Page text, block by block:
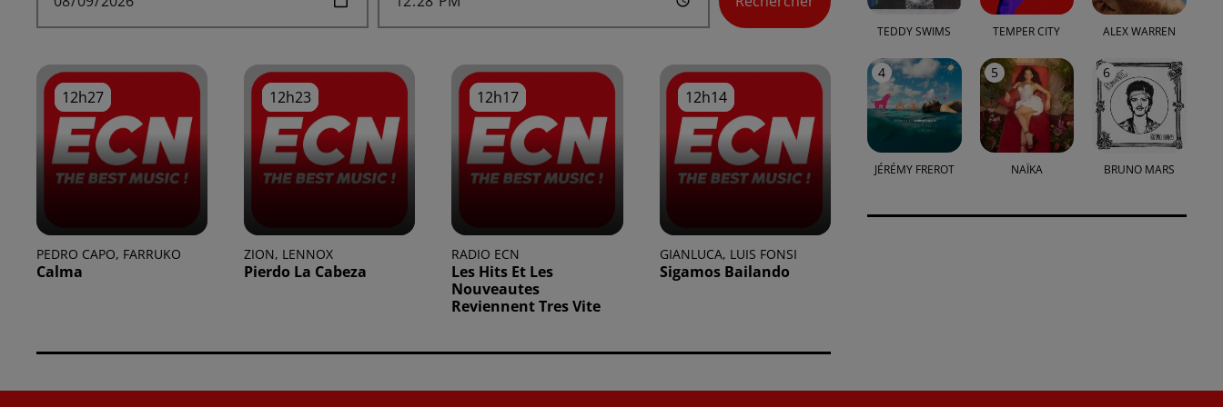
12h27
12h27
PEDRO CAPO, FARRUKO
Calma
12h23
12h23
ZION, LENNOX
Pierdo La Cabeza
12h17
12h17
RADIO ECN
Les Hits Et Les
Nouveautes
Reviennent Tres Vite
12h14
12h14
GIANLUCA, LUIS FONSI
Sigamos Bailando
TEDDY SWIMS TEMPER CITY ALEX WARREN
4
JÉRÉMY FREROT
5
NAÏKA
6
BRUNO MARS